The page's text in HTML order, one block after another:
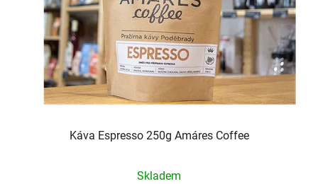
Káva Espresso 250g Amáres Coffee
Skladem